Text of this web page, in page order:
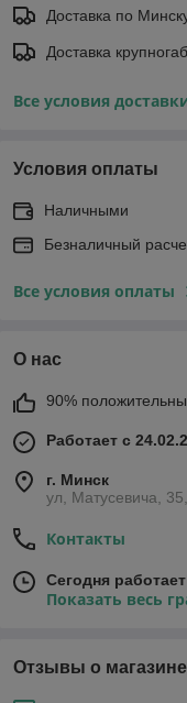
Доставка по
Доставка
Все условия
Условия оплаты
Наличными
Безналичный
Все условия оплаты
О нас
90%
Работает с
г. Минск
ул, Матусевича,
Контакты
Сегодня
Показать весь
Отзывы о магазине